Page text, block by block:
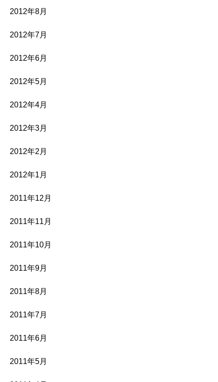
2012年8月
2012年7月
2012年6月
2012年5月
2012年4月
2012年3月
2012年2月
2012年1月
2011年12月
2011年11月
2011年10月
2011年9月
2011年8月
2011年7月
2011年6月
2011年5月